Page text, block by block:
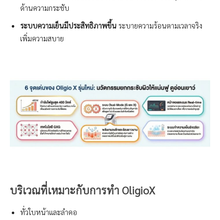
ด้านความกระชับ
ระบบความเย็นมีประสิทธิภาพขึ้น ระบายความร้อนตามเวลาจริง
เพิ่มความสบาย
บริเวณที่เหมาะกับการทำ OligioX
ทั่วใบหน้าและลำคอ